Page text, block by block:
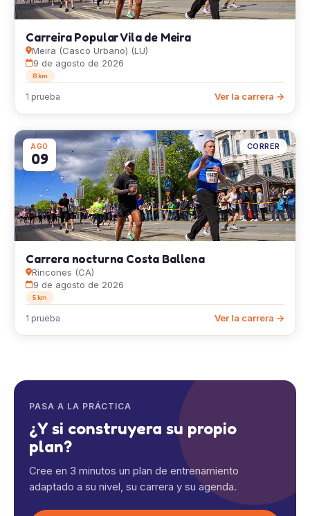
Carreira Popular Vila de Meira
Meira (Casco Urbano) (LU)
9 de agosto de 2026
8 km
1 prueba Ver la carrera →
AGO
09
CORRER
Carrera nocturna Costa Ballena
Rincones (CA)
9 de agosto de 2026
5 km
1 prueba Ver la carrera →
PASA A LA PRÁCTICA
¿Y si construyera su propio
plan?
Cree en 3 minutos un plan de entrenamiento
adaptado a su nivel, su carrera y su agenda.